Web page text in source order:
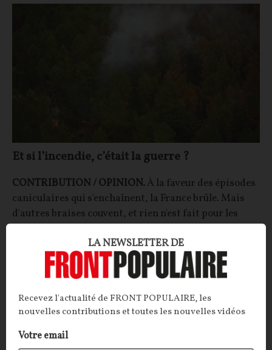
Et si l’incendie, c’était la guerre ?
CONTRIBUTION / OPINION.À la faveur des épisodes
caniculaires qui s'enchaînent, la France brûle. Mais
d'autres braises couvent, et rien n'est fait pour les
François JOYAUX
05/08/2026 28commentaires
LA NEWSLETTER DE
Recevez l'actualité de FRONT POPULAIRE, les
nouvelles contributions et toutes les nouvelles vidéos
Votre email